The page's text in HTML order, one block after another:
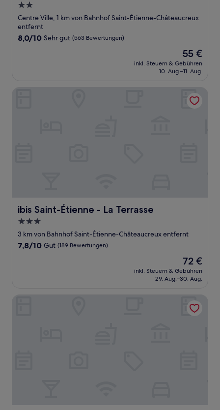
2.0-
Sterne-
Unterkunft
Centre Ville, 1 km von Bahnhof Saint-Étienne-Châteaucreux
entfernt
8.0
Bewertungen)
8,0/10 Sehr gut (563 Bewertungen)
Der
Preis
beträgt
55 €
inkl. Steuern & Gebühren
10. Aug.–11. Aug.
ibis Saint-Étienne - La Terrasse
ibis Saint-Étienne - La Terrasse
3.0-
Sterne-
Unterkunft
3 km von Bahnhof Saint-Étienne-Châteaucreux entfernt
7.8
7,8/10 Gut (189 Bewertungen)
Der
Preis
beträgt
72 €
inkl. Steuern & Gebühren
29. Aug.–30. Aug.